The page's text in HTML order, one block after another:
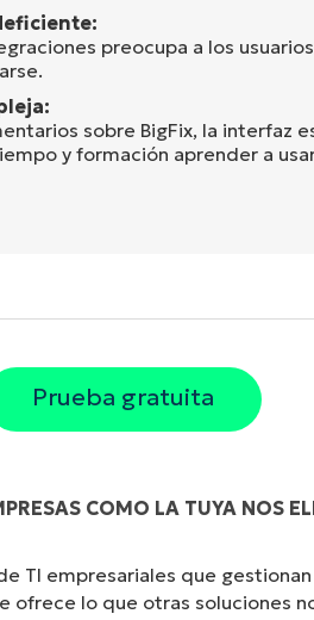
preocupa a los
sobre BigFix, la interfaz
y formación aprender a
Prueba gratuita
COMO LA TUYA NOS
TI empresariales que
ofrece lo que otras soluciones
necesitaba entre 10 y 15
logra en una sola interfaz